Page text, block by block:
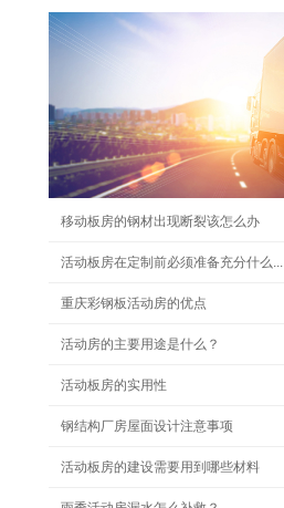
移动板房的钢材出现断裂该怎么办
活动板房在定制前必须准备充分什么...
重庆彩钢板活动房的优点
活动房的主要用途是什么？
活动板房的实用性
钢结构厂房屋面设计注意事项
活动板房的建设需要用到哪些材料